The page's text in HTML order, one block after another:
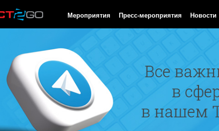
Мероприятия Пресс-мероприятия Новости